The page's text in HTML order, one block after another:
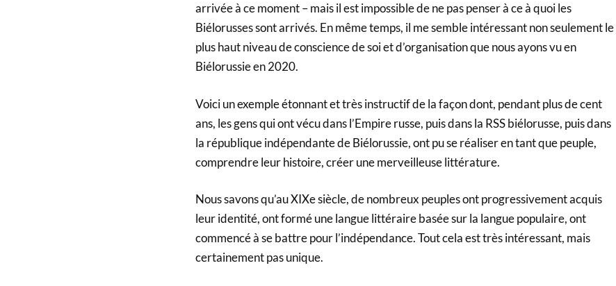
arrivée à ce moment – mais il est impossible de ne pas penser à ce à quoi les
Biélorusses sont arrivés. En même temps, il me semble intéressant non seulement le
plus haut niveau de conscience de soi et d’organisation que nous ayons vu en
Biélorussie en 2020.
Voici un exemple étonnant et très instructif de la façon dont, pendant plus de cent
ans, les gens qui ont vécu dans l’Empire russe, puis dans la RSS biélorusse, puis dans
la république indépendante de Biélorussie, ont pu se réaliser en tant que peuple,
comprendre leur histoire, créer une merveilleuse littérature.
Nous savons qu’au XIXe siècle, de nombreux peuples ont progressivement acquis
leur identité, ont formé une langue littéraire basée sur la langue populaire, ont
commencé à se battre pour l’indépendance. Tout cela est très intéressant, mais
certainement pas unique.